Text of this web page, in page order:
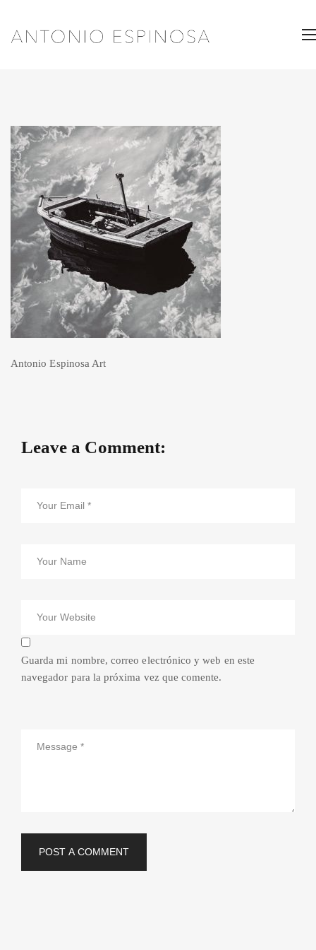
Antonio Espinosa Art
Leave a Comment:
Guarda mi nombre, correo electrónico y web en este
navegador para la próxima vez que comente.
POST A COMMENT